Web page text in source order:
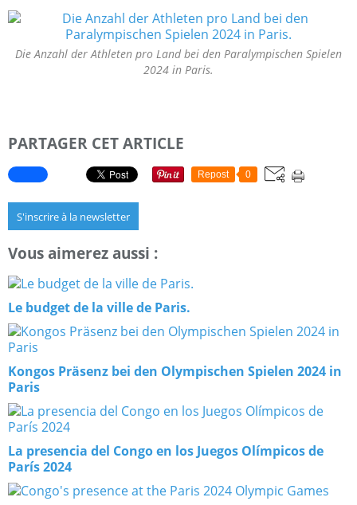
Die Anzahl der Athleten pro Land bei den Paralympischen Spielen
2024 in Paris.
PARTAGER CET ARTICLE
Repost 0
S'inscrire à la newsletter
Vous aimerez aussi :
Le budget de la ville de Paris.
Kongos Präsenz bei den Olympischen Spielen 2024 in
Paris
La presencia del Congo en los Juegos Olímpicos de
París 2024